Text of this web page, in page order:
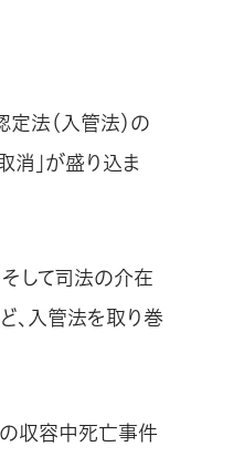
法（入管法）の
消」が盛り込ま
して司法の介在
、入管法を取り巻
の収容中死亡事件